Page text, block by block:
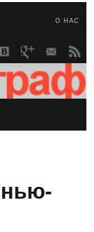
О НАС